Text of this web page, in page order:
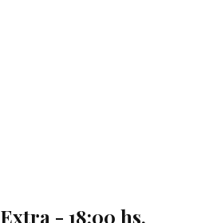
Extra - 18:00 hs.